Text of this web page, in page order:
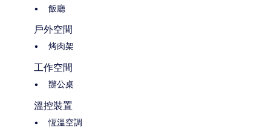
飯廳
戶外空間
烤肉架
工作空間
辦公桌
溫控裝置
恆溫空調